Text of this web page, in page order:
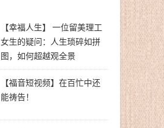
【幸福人生】 一位留美理工
女生的疑问：人生琐碎如拼
图，如何超越观全景
【福音短视频】在百忙中还
能祷告！